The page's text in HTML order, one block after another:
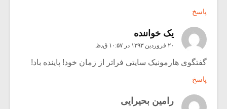
پاسخ
یک خواننده
۲۰ فروردین ۱۳۹۳ در ۱۰:۵۷ ق٫ظ
گفتگوی هارمونیک سایتی فراتر از زمان خود! پاینده باد!
پاسخ
رامین بحیرایی